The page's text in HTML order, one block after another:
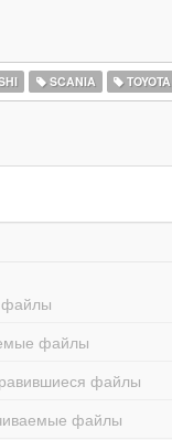
SCANIA TOYOTA
файлы
файлы
файлы
файлы